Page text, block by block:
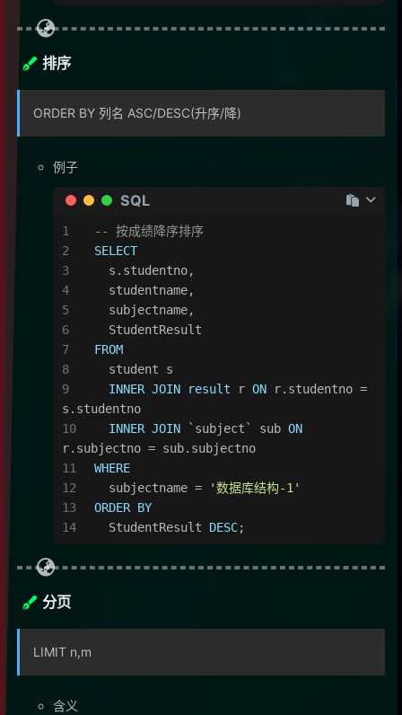
排序
ORDER BY 列名 ASC/DESC(升序/降)
例子
SQL
-- 按成绩降序排序
SELECT
  s.studentno,
  studentname,
  subjectname,
  StudentResult
FROM
  student s
INNER JOIN result r ON r.studentno =
s.studentno
INNER JOIN `subject` sub ON
r.subjectno = sub.subjectno
WHERE
  subjectname
=
'数据库结构-1'
ORDER BY
  StudentResult
DESC;
分页
LIMIT n,m
含义